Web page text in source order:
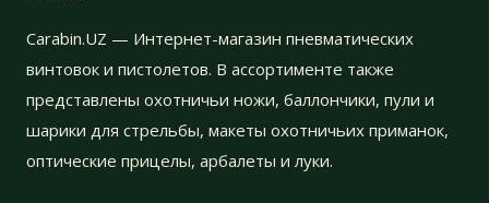
Carabin.UZ — Интернет-магазин пневматических
винтовок и пистолетов. В ассортименте также
представлены охотничьи ножи, баллончики, пули и
шарики для стрельбы, макеты охотничьих приманок,
оптические прицелы, арбалеты и луки.